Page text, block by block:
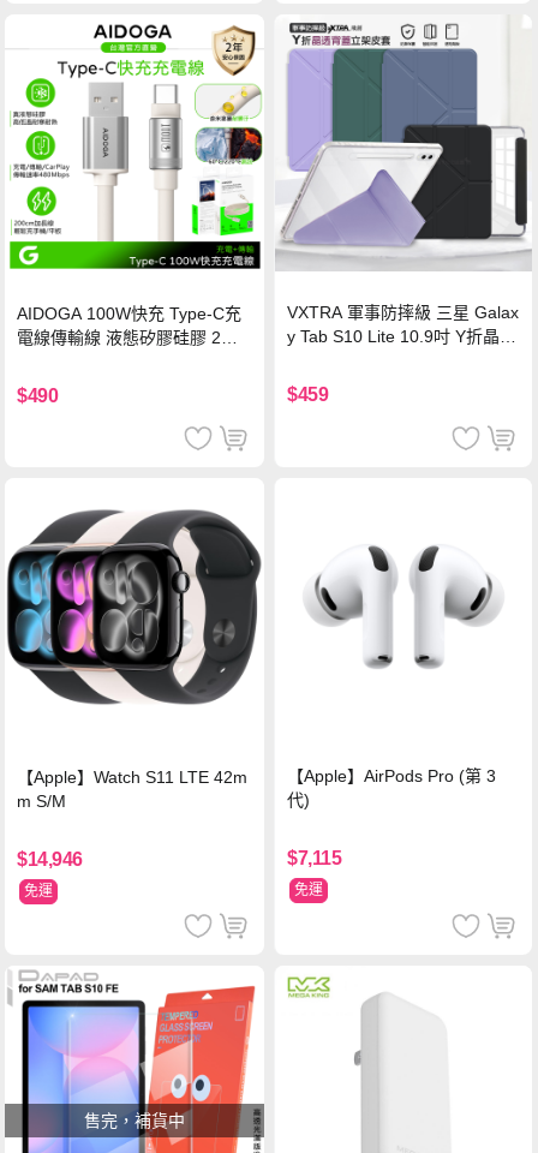
AIDOGA 100W快充 Type-C充
電線傳輸線 液態矽膠硅膠 2M
$490
VXTRA 軍事防摔級 三星 Galax
y Tab S10 Lite 10.9吋 Y折晶透
$459
【Apple】Watch S11 LTE 42m
m S/M
$14,946
免運
【Apple】AirPods Pro (第 3
代)
$7,115
免運
售完，補貨中